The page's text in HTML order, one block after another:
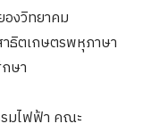
องวิทยาคม
าธิตเกษตรพหุภาษา
ษา
มไฟฟ้า คณะ